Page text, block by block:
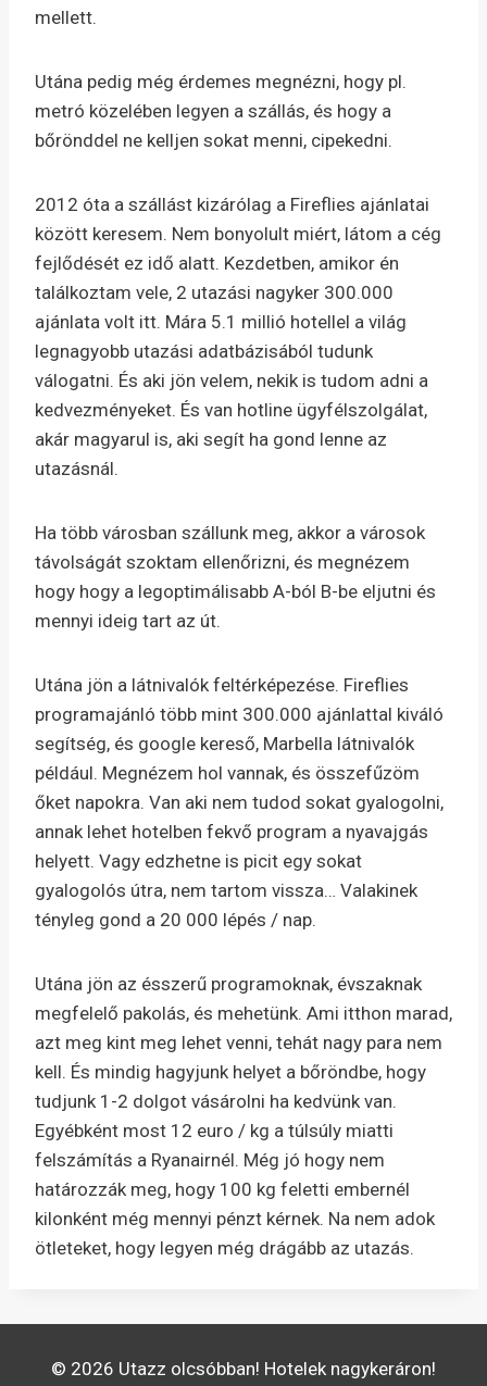
mellett.
Utána pedig még érdemes megnézni, hogy pl.
metró közelében legyen a szállás, és hogy a
bőrönddel ne kelljen sokat menni, cipekedni.
2012 óta a szállást kizárólag a Fireflies ajánlatai
között keresem. Nem bonyolult miért, látom a cég
fejlődését ez idő alatt. Kezdetben, amikor én
találkoztam vele, 2 utazási nagyker 300.000
ajánlata volt itt. Mára 5.1 millió hotellel a világ
legnagyobb utazási adatbázisából tudunk
válogatni. És aki jön velem, nekik is tudom adni a
kedvezményeket. És van hotline ügyfélszolgálat,
akár magyarul is, aki segít ha gond lenne az
utazásnál.
Ha több városban szállunk meg, akkor a városok
távolságát szoktam ellenőrizni, és megnézem
hogy hogy a legoptimálisabb A-ból B-be eljutni és
mennyi ideig tart az út.
Utána jön a látnivalók feltérképezése. Fireflies
programajánló több mint 300.000 ajánlattal kiváló
segítség, és google kereső, Marbella látnivalók
például. Megnézem hol vannak, és összefűzöm
őket napokra. Van aki nem tudod sokat gyalogolni,
annak lehet hotelben fekvő program a nyavajgás
helyett. Vagy edzhetne is picit egy sokat
gyalogolós útra, nem tartom vissza… Valakinek
tényleg gond a 20 000 lépés / nap.
Utána jön az ésszerű programoknak, évszaknak
megfelelő pakolás, és mehetünk. Ami itthon marad,
azt meg kint meg lehet venni, tehát nagy para nem
kell. És mindig hagyjunk helyet a bőröndbe, hogy
tudjunk 1-2 dolgot vásárolni ha kedvünk van.
Egyébként most 12 euro / kg a túlsúly miatti
felszámítás a Ryanairnél. Még jó hogy nem
határozzák meg, hogy 100 kg feletti embernél
kilonként még mennyi pénzt kérnek. Na nem adok
ötleteket, hogy legyen még drágább az utazás.
© 2026 Utazz olcsóbban! Hotelek nagykeráron!